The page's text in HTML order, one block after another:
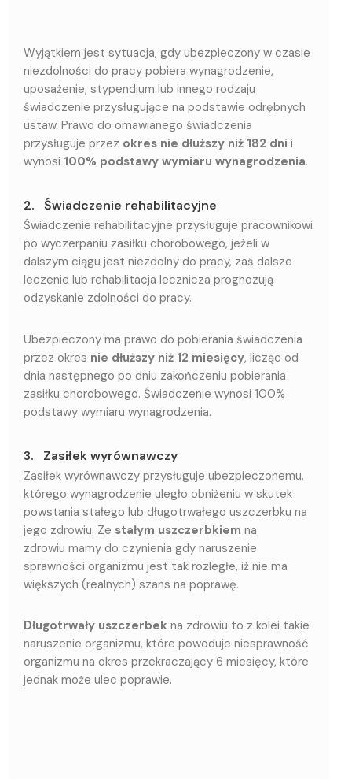
Wyjątkiem jest sytuacja, gdy ubezpieczony w czasie
niezdolności do pracy pobiera wynagrodzenie,
uposażenie, stypendium lub innego rodzaju
świadczenie przysługujące na podstawie odrębnych
ustaw. Prawo do omawianego świadczenia
przysługuje przez okres nie dłuższy niż 182 dni i
wynosi 100% podstawy wymiaru wynagrodzenia.
2. Świadczenie rehabilitacyjne
Świadczenie rehabilitacyjne przysługuje pracownikowi
po wyczerpaniu zasiłku chorobowego, jeżeli w
dalszym ciągu jest niezdolny do pracy, zaś dalsze
leczenie lub rehabilitacja lecznicza prognozują
odzyskanie zdolności do pracy.
Ubezpieczony ma prawo do pobierania świadczenia
przez okres nie dłuższy niż 12 miesięcy, licząc od
dnia następnego po dniu zakończeniu pobierania
zasiłku chorobowego. Świadczenie wynosi 100%
podstawy wymiaru wynagrodzenia.
3. Zasiłek wyrównawczy
Zasiłek wyrównawczy przysługuje ubezpieczonemu,
którego wynagrodzenie uległo obniżeniu w skutek
powstania stałego lub długotrwałego uszczerbku na
jego zdrowiu. Ze stałym uszczerbkiem na
zdrowiu mamy do czynienia gdy naruszenie
sprawności organizmu jest tak rozległe, iż nie ma
większych (realnych) szans na poprawę.
Długotrwały uszczerbek na zdrowiu to z kolei takie
naruszenie organizmu, które powoduje niesprawność
organizmu na okres przekraczający 6 miesięcy, które
jednak może ulec poprawie.